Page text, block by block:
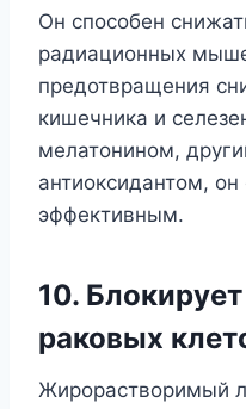
Он способен
радиационных
предотвращения
кишечника и
мелатонином,
антиоксидантом,
эффективным.
10.
раковых
Жирорастворимый